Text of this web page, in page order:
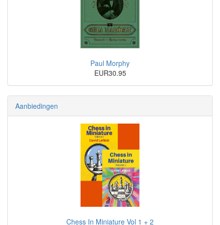
Paul Morphy
EUR30.95
Aanbiedingen
Chess In Miniature Vol 1 + 2